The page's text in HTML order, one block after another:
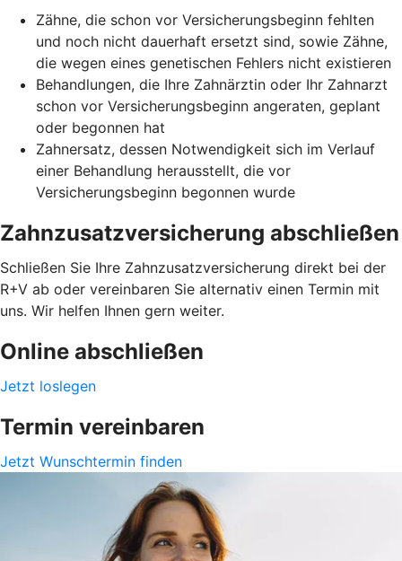
Zähne, die schon vor Versicherungsbeginn fehlten
und noch nicht dauerhaft ersetzt sind, sowie Zähne,
die wegen eines genetischen Fehlers nicht existieren
Behandlungen, die Ihre Zahnärztin oder Ihr Zahnarzt
schon vor Versicherungsbeginn angeraten, geplant
oder begonnen hat
Zahnersatz, dessen Notwendigkeit sich im Verlauf
einer Behandlung herausstellt, die vor
Versicherungsbeginn begonnen wurde
Zahnzusatzversicherung abschließen
Schließen Sie Ihre Zahnzusatzversicherung direkt bei der
R+V ab oder vereinbaren Sie alternativ einen Termin mit
uns. Wir helfen Ihnen gern weiter.
Online abschließen
Jetzt loslegen
Termin vereinbaren
Jetzt Wunschtermin finden